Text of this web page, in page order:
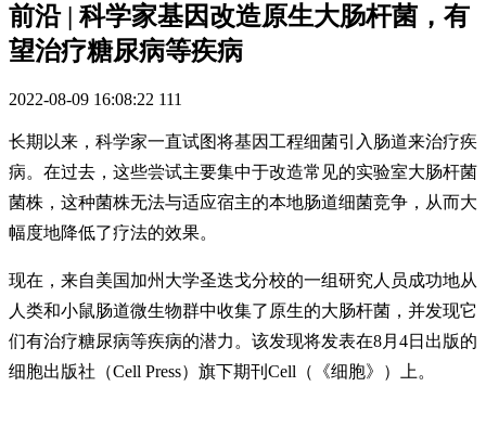
前沿 | 科学家基因改造原生大肠杆菌，有
望治疗糖尿病等疾病
2022-08-09 16:08:22 111
长期以来，科学家一直试图将基因工程细菌引入肠道来治疗疾
病。在过去，这些尝试主要集中于改造常见的实验室大肠杆菌
菌株，这种菌株无法与适应宿主的本地肠道细菌竞争，从而大
幅度地降低了疗法的效果。
现在，来自美国加州大学圣迭戈分校的一组研究人员成功地从
人类和小鼠肠道微生物群中收集了原生的大肠杆菌，并发现它
们有治疗糖尿病等疾病的潜力。该发现将发表在8月4日出版的
细胞出版社（Cell Press）旗下期刊Cell（《细胞》）上。